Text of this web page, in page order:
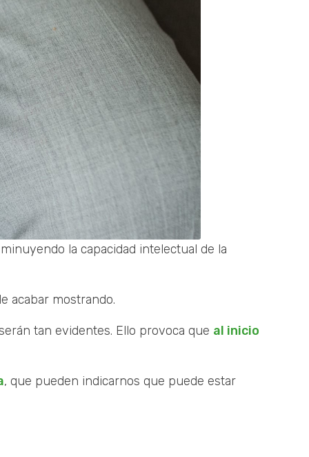
la capacidad intelectual de la
acabar mostrando.
tan evidentes. Ello provoca que al inicio
, que pueden indicarnos que puede estar